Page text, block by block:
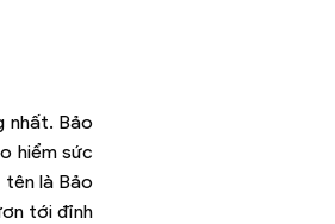
nhất. Bảo
hiểm sức
là Bảo
tới đỉnh